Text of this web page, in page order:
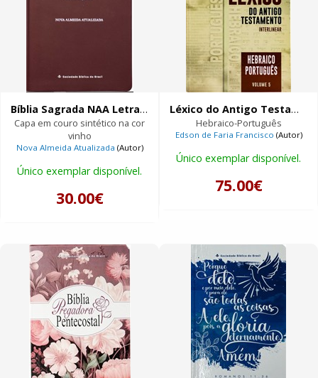
Bíblia Sagrada NAA Letra Gigante
Capa em couro sintético na cor
vinho
Nova Almeida Atualizada (Autor)
Único exemplar disponível.
30.00€
Léxico do Antigo Testamento Interlinear | Volume 5
Hebraico-Português
Edson de Faria Francisco (Autor)
Único exemplar disponível.
75.00€